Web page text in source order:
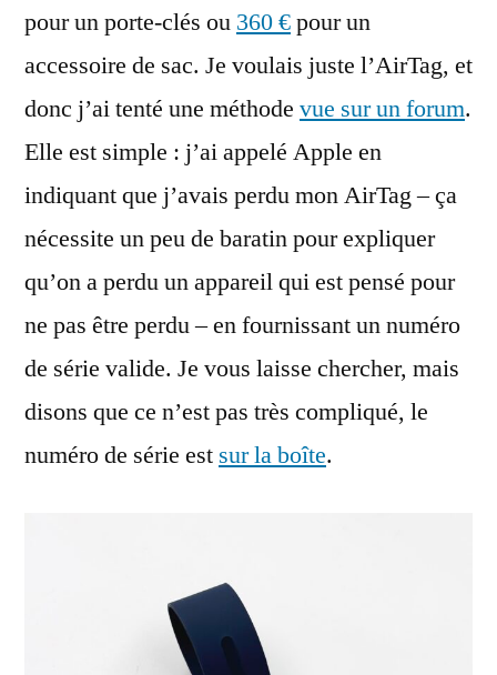
pour un porte-clés ou 360 €pour un
accessoire de sac. Je voulais juste l’AirTag, et
donc j’ai tenté une méthode vue sur un forum.
Elle est simple : j’ai appelé Apple en
indiquant que j’avais perdu mon AirTag – ça
nécessite un peu de baratin pour expliquer
qu’on a perdu un appareil qui est pensé pour
ne pas être perdu – en fournissant un numéro
de série valide. Je vous laisse chercher, mais
disons que ce n’est pas très compliqué, le
numéro de série est sur la boîte.